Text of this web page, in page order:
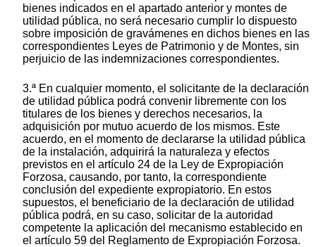
bienes indicados en el apartado anterior y montes de
utilidad pública, no será necesario cumplir lo dispuesto
sobre imposición de gravámenes en dichos bienes en las
correspondientes Leyes de Patrimonio y de Montes, sin
perjuicio de las indemnizaciones correspondientes.
3.ª En cualquier momento, el solicitante de la declaración
de utilidad pública podrá convenir libremente con los
titulares de los bienes y derechos necesarios, la
adquisición por mutuo acuerdo de los mismos. Este
acuerdo, en el momento de declararse la utilidad pública
de la instalación, adquirirá la naturaleza y efectos
previstos en el artículo 24 de la Ley de Expropiación
Forzosa, causando, por tanto, la correspondiente
conclusión del expediente expropiatorio. En estos
supuestos, el beneficiario de la declaración de utilidad
pública podrá, en su caso, solicitar de la autoridad
competente la aplicación del mecanismo establecido en
el artículo 59 del Reglamento de Expropiación Forzosa.